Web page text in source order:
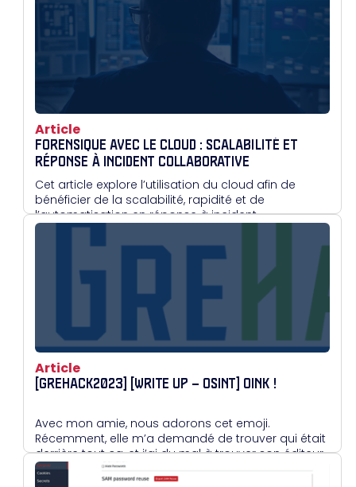
Article
FORENSIQUE AVEC LE CLOUD : SCALABILITÉ ET
RÉPONSE À INCIDENT COLLABORATIVE
Cet article explore l’utilisation du cloud afin de
bénéficier de la scalabilité, rapidité et de
l’automatisation en réponse à incident.
Article
[GREHACK2023] [WRITE UP – OSINT] OINK !
Avec mon amie, nous adorons cet emoji.
Récemment, elle m’a demandé de trouver qui était
derrière tout ça, et j’ai du mal à trouver son éditeur.